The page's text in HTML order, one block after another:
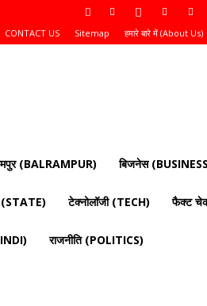
CONTACT US Sitemap हमारे बारे में (About Us)
(BALRAMPUR) बिजनेस
टेक्नोलॉजी (TECH) फैक्ट
राजनीति (POLITICS)